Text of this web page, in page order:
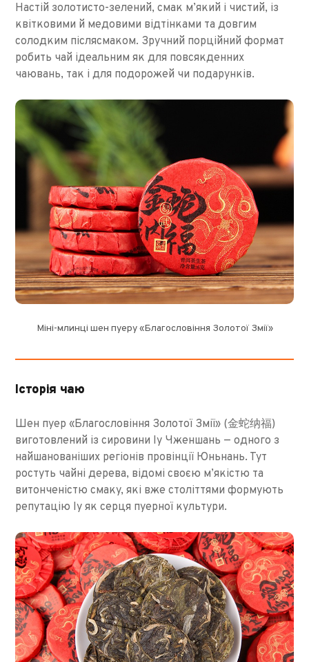
Настій золотисто-зелений, смак м’який і чистий, із
квітковими й медовими відтінками та довгим
солодким післясмаком. Зручний порційний формат
робить чай ідеальним як для повсякденних
чаювань, так і для подорожей чи подарунків.
Міні-млинці шен пуеру «Благословіння Золотої Змії»
Історія чаю
Шен пуер «Благословіння Золотої Змії» (金蛇纳福)
виготовлений із сировини Іу Чженшань — одного з
найшанованіших регіонів провінції Юньнань. Тут
ростуть чайні дерева, відомі своєю м’якістю та
витонченістю смаку, які вже століттями формують
репутацію Іу як серця пуерної культури.